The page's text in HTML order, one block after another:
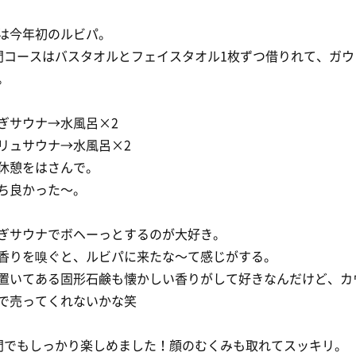
今年初のルビパ。
コースはバスタオルとフェイスタオル1枚ずつ借りれて、ガ
サウナ→水風呂×2
ュサウナ→水風呂×2
憩をはさんで。
良かった〜。
サウナでボヘーっとするのが大好き。
りを嗅ぐと、ルビパに来たな〜て感じがする。
いてある固形石鹸も懐かしい香りがして好きなんだけど、カ
売ってくれないかな笑
もしっかり楽しめました！顔のむくみも取れてスッキリ。